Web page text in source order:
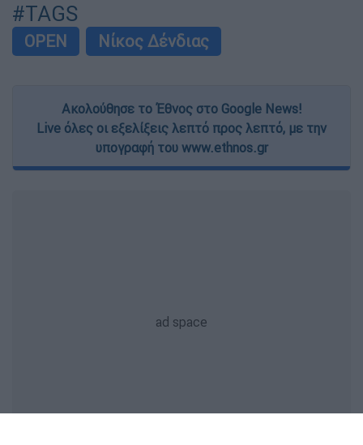
#TAGS
OPEN Νίκος Δένδιας
Ακολούθησε το Έθνος στο Google News!
Live όλες οι εξελίξεις λεπτό προς λεπτό, με την
υπογραφή του www.ethnos.gr